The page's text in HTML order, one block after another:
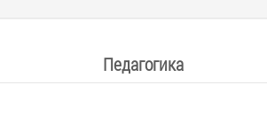
Педагогика